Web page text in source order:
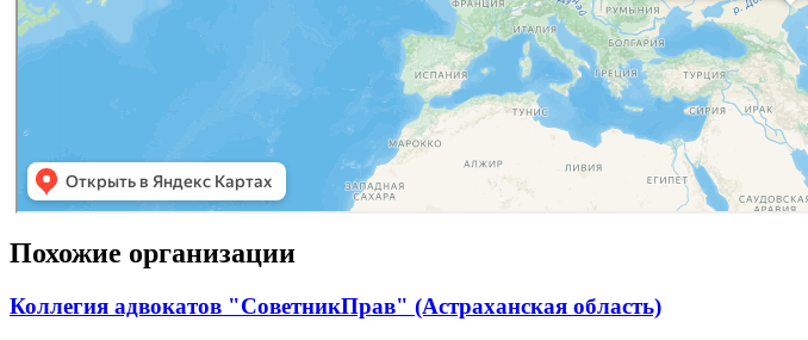
Похожие организации
Коллегия адвокатов "СоветникПрав" (Астраханская область)